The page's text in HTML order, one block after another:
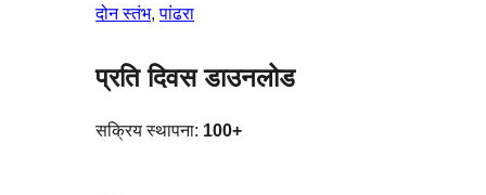
दोन स्तंभ, पांढरा
प्रति दिवस डाउनलोड
सक्रिय स्थापना: 100+